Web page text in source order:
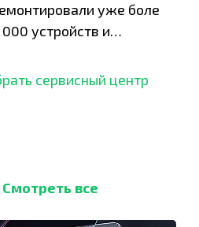
уже боле
устройств и
сервисный центр
Смотреть все